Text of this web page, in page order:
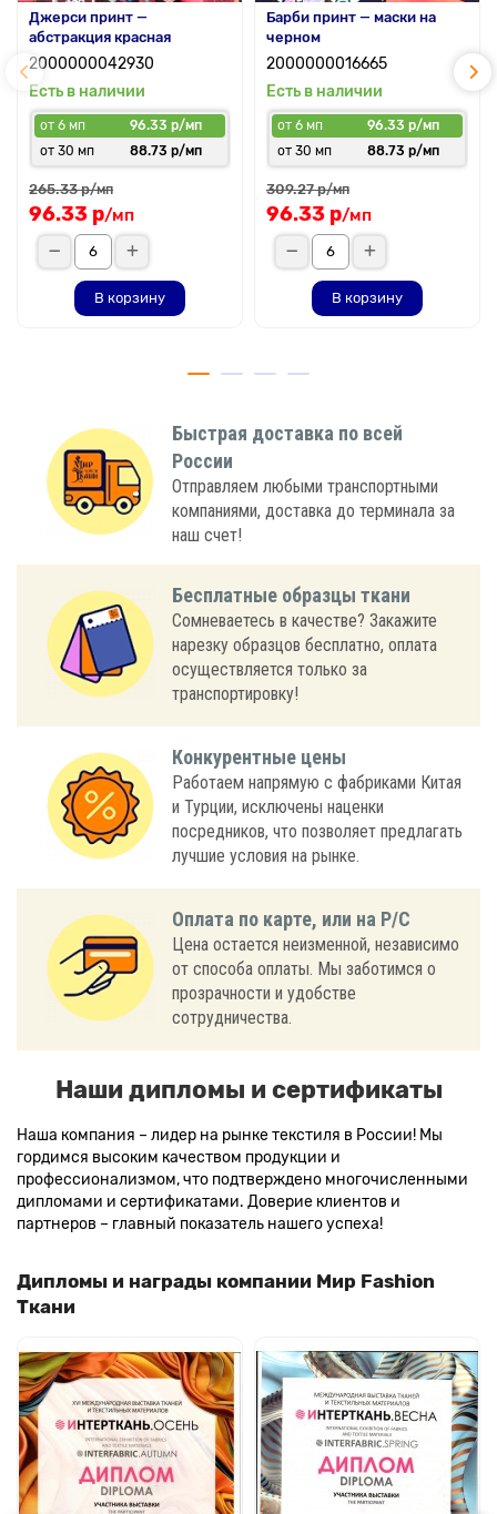
Джерси принт —
абстракция красная
2000000042930
Есть в наличии
от 6 мп
96.33 р/мп
от 30 мп
88.73 р/мп
265.33 р/мп
96.33 р/мп
В корзину
Барби принт — маски на
черном
2000000016665
Есть в наличии
от 6 мп
96.33 р/мп
от 30 мп
88.73 р/мп
309.27 р/мп
96.33 р/мп
В корзину
Быстрая доставка по всей
России
Отправляем любыми транспортными
компаниями, доставка до терминала за
наш счет!
Бесплатные образцы ткани
Сомневаетесь в качестве? Закажите
нарезку образцов бесплатно, оплата
осуществляется только за
транспортировку!
Конкурентные цены
Работаем напрямую с фабриками Китая
и Турции, исключены наценки
посредников, что позволяет предлагать
лучшие условия на рынке.
Оплата по карте, или на Р/С
Цена остается неизменной, независимо
от способа оплаты. Мы заботимся о
прозрачности и удобстве
сотрудничества.
Наши дипломы и сертификаты
Наша компания – лидер на рынке текстиля в России! Мы
гордимся высоким качеством продукции и
профессионализмом, что подтверждено многочисленными
дипломами и сертификатами. Доверие клиентов и
партнеров – главный показатель нашего успеха!
Дипломы и награды компании Мир Fashion
Ткани